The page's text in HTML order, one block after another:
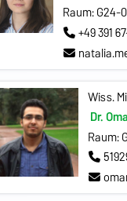
Raum: G24-
+49 391
Wiss.
Dr.
Raum: